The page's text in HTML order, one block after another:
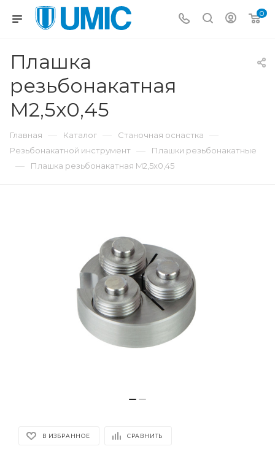
0
Плашка
резьбонакатная
M2,5x0,45
Главная — Каталог — Станочная оснастка —
Резьбонакатной инструмент — Плашки резьбонакатные
— Плашка резьбонакатная M2,5x0,45
В ИЗБРАННОЕ СРАВНИТЬ